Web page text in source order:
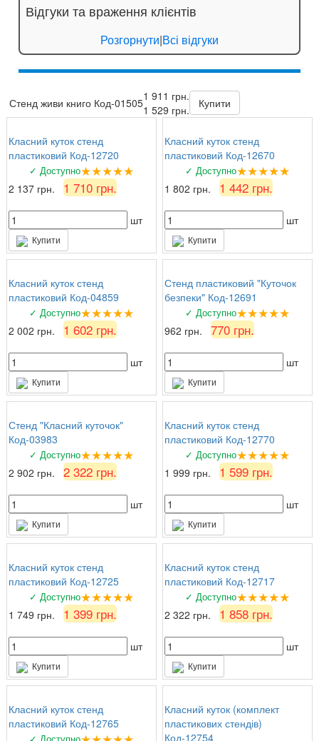
Відгуки та враження клієнтів
Розгорнути|Всі відгуки
Стенд живи книго Код-015051 911 грн.
1 529 грн.
Купити
Класний куток стенд
пластиковий Код-12720
✓ Доступно★★★★★
2 137 грн. 1 710 грн.
шт
Купити
Класний куток стенд
пластиковий Код-12670
✓ Доступно★★★★★
1 802 грн. 1 442 грн.
шт
Купити
Класний куток стенд
пластиковий Код-04859
✓ Доступно★★★★★
2 002 грн. 1 602 грн.
шт
Купити
Стенд пластиковий "Куточок
безпеки" Код-12691
✓ Доступно★★★★★
962 грн. 770 грн.
шт
Купити
Стенд "Класний куточок"
Код-03983
✓ Доступно★★★★★
2 902 грн. 2 322 грн.
шт
Купити
Класний куток стенд
пластиковий Код-12770
✓ Доступно★★★★★
1 999 грн. 1 599 грн.
шт
Купити
Класний куток стенд
пластиковий Код-12725
✓ Доступно★★★★★
1 749 грн. 1 399 грн.
шт
Купити
Класний куток стенд
пластиковий Код-12717
✓ Доступно★★★★★
2 322 грн. 1 858 грн.
шт
Купити
Класний куток стенд
пластиковий Код-12765
Класний куток (комплект
пластикових стендів)
Код-12754